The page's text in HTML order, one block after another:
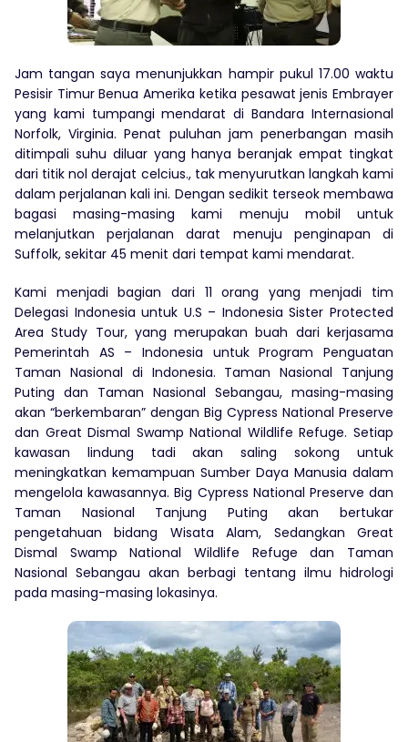
Jam tangan saya menunjukkan hampir pukul 17.00 waktu
Pesisir Timur Benua Amerika ketika pesawat jenis Embrayer
yang kami tumpangi mendarat di Bandara Internasional
Norfolk, Virginia. Penat puluhan jam penerbangan masih
ditimpali suhu diluar yang hanya beranjak empat tingkat
dari titik nol derajat celcius., tak menyurutkan langkah kami
dalam perjalanan kali ini. Dengan sedikit terseok membawa
bagasi masing-masing kami menuju mobil untuk
melanjutkan perjalanan darat menuju penginapan di
Suffolk, sekitar 45 menit dari tempat kami mendarat.
Kami menjadi bagian dari 11 orang yang menjadi tim
Delegasi Indonesia untuk U.S – Indonesia Sister Protected
Area Study Tour, yang merupakan buah dari kerjasama
Pemerintah AS – Indonesia untuk Program Penguatan
Taman Nasional di Indonesia. Taman Nasional Tanjung
Puting dan Taman Nasional Sebangau, masing-masing
akan “berkembaran” dengan Big Cypress National Preserve
dan Great Dismal Swamp National Wildlife Refuge. Setiap
kawasan lindung tadi akan saling sokong untuk
meningkatkan kemampuan Sumber Daya Manusia dalam
mengelola kawasannya. Big Cypress National Preserve dan
Taman Nasional Tanjung Puting akan bertukar
pengetahuan bidang Wisata Alam, Sedangkan Great
Dismal Swamp National Wildlife Refuge dan Taman
Nasional Sebangau akan berbagi tentang ilmu hidrologi
pada masing-masing lokasinya.